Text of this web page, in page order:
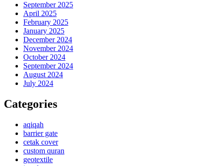
September 2025
April 2025
February 2025
January 2025
December 2024
November 2024
October 2024
September 2024
August 2024
July 2024
Categories
aqiqah
barrier gate
cetak cover
custom quran
geotextile